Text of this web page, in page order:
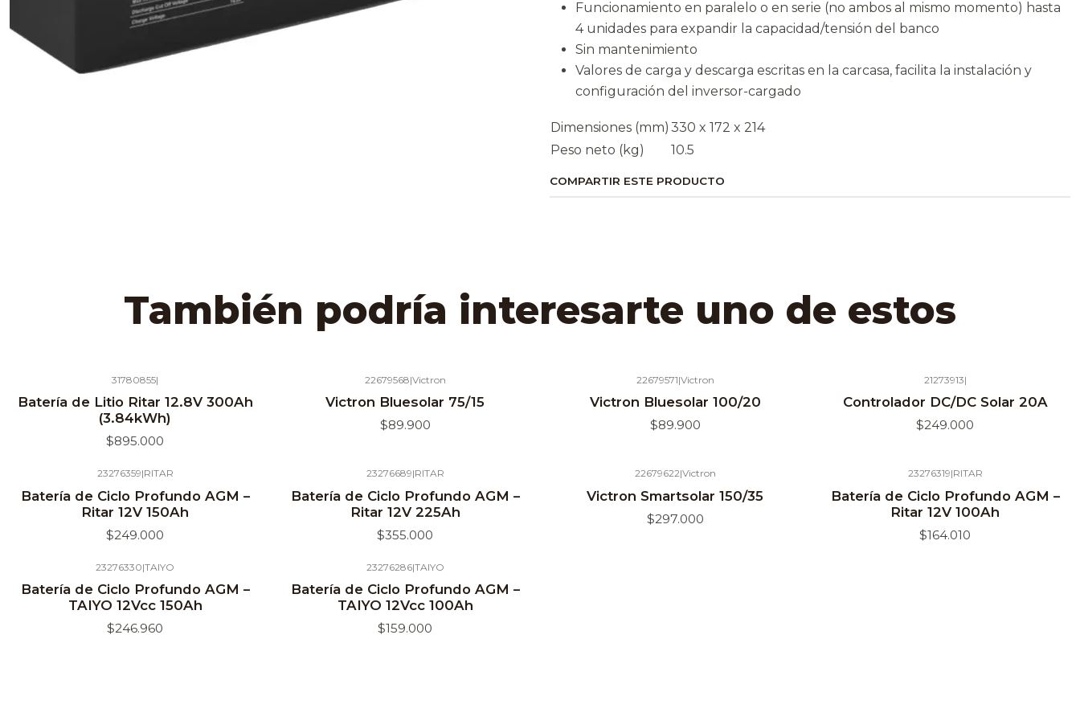
Funcionamiento en paralelo o en serie (no ambos al mismo momento) hasta
4 unidades para expandir la capacidad/tensión del banco
Sin mantenimiento
Valores de carga y descarga escritas en la carcasa, facilita la instalación y
configuración del inversor-cargado
Dimensiones (mm) 330 x 172 x 214
Peso neto (kg)
10.5
COMPARTIR ESTE PRODUCTO
También podría interesarte uno de estos
31780855|
Batería de Litio Ritar 12.8V 300Ah
(3.84kWh)
$895.000
22679568|Victron
Victron Bluesolar 75/15
$89.900
22679571|Victron
Victron Bluesolar 100/20
$89.900
21273913|
Controlador DC/DC Solar 20A
$249.000
23276359|RITAR
Batería de Ciclo Profundo AGM –
Ritar 12V 150Ah
$249.000
23276689|RITAR
Batería de Ciclo Profundo AGM –
Ritar 12V 225Ah
$355.000
22679622|Victron
Victron Smartsolar 150/35
$297.000
23276319|RITAR
Batería de Ciclo Profundo AGM –
Ritar 12V 100Ah
$164.010
23276330|TAIYO
Batería de Ciclo Profundo AGM –
TAIYO 12Vcc 150Ah
$246.960
23276286|TAIYO
Batería de Ciclo Profundo AGM –
TAIYO 12Vcc 100Ah
$159.000